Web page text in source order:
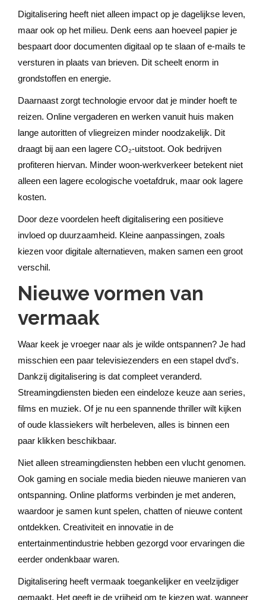
Digitalisering heeft niet alleen impact op je dagelijkse leven,
maar ook op het milieu. Denk eens aan hoeveel papier je
bespaart door documenten digitaal op te slaan of e-mails te
versturen in plaats van brieven. Dit scheelt enorm in
grondstoffen en energie.
Daarnaast zorgt technologie ervoor dat je minder hoeft te
reizen. Online vergaderen en werken vanuit huis maken
lange autoritten of vliegreizen minder noodzakelijk. Dit
draagt bij aan een lagere CO₂-uitstoot. Ook bedrijven
profiteren hiervan. Minder woon-werkverkeer betekent niet
alleen een lagere ecologische voetafdruk, maar ook lagere
kosten.
Door deze voordelen heeft digitalisering een positieve
invloed op duurzaamheid. Kleine aanpassingen, zoals
kiezen voor digitale alternatieven, maken samen een groot
verschil.
Nieuwe vormen van
vermaak
Waar keek je vroeger naar als je wilde ontspannen? Je had
misschien een paar televisiezenders en een stapel dvd’s.
Dankzij digitalisering is dat compleet veranderd.
Streamingdiensten bieden een eindeloze keuze aan series,
films en muziek. Of je nu een spannende thriller wilt kijken
of oude klassiekers wilt herbeleven, alles is binnen een
paar klikken beschikbaar.
Niet alleen streamingdiensten hebben een vlucht genomen.
Ook gaming en sociale media bieden nieuwe manieren van
ontspanning. Online platforms verbinden je met anderen,
waardoor je samen kunt spelen, chatten of nieuwe content
ontdekken. Creativiteit en innovatie in de
entertainmentindustrie hebben gezorgd voor ervaringen die
eerder ondenkbaar waren.
Digitalisering heeft vermaak toegankelijker en veelzijdiger
gemaakt. Het geeft je de vrijheid om te kiezen wat, wanneer